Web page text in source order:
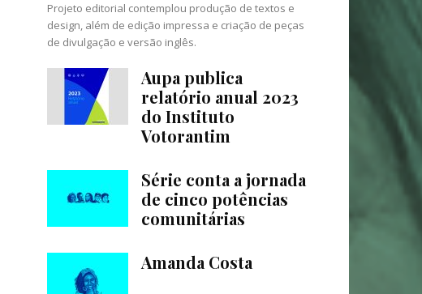
Projeto editorial contemplou produção de textos e
design, além de edição impressa e criação de peças
de divulgação e versão inglês.
Aupa publica
relatório anual 2023
do Instituto
Votorantim
Série conta a jornada
de cinco potências
comunitárias
Amanda Costa